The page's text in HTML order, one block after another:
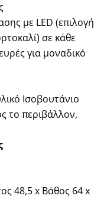
με LED (επιλογή
σε κάθε
για μοναδικό
Ισοβουτάνιο
το περιβάλλον,
48,5 x Βάθος 64 x